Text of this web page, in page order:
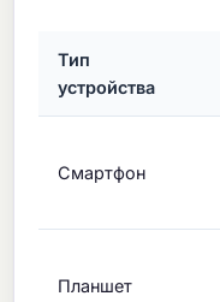
Тип
устройства
Смартфон
Планшет